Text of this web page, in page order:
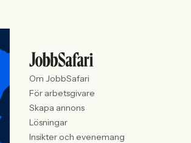
Om JobbSafari
För arbetsgivare
Skapa annons
Lösningar
Insikter och evenemang